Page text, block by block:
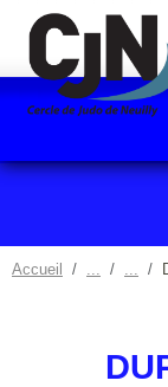
Accueil
Panneau de